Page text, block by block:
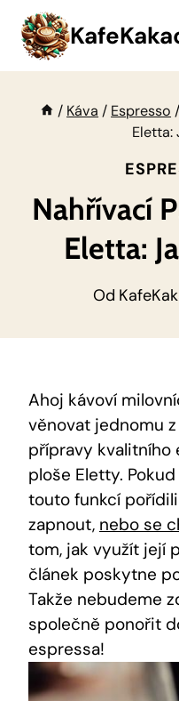
Přeskočit
obsah
/ Káva / Espresso /
Eletta:
Nahřívací
Eletta:
Od
Ahoj kávoví
věnovat jednomu
přípravy kvalitního
ploše Eletty.
touto funkcí
zapnout, nebo se
tom, jak využít její
článek poskytne
Takže nebudeme
společně ponořit
espressa!